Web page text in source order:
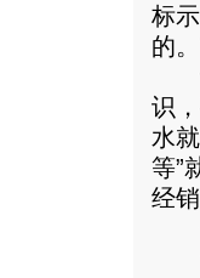
标
的
记
识
水
等”
经
无